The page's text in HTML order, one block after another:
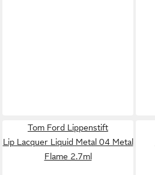
Tom Ford Lippenstift
Lip Lacquer Liquid Metal 04 Metal
Flame 2.7ml